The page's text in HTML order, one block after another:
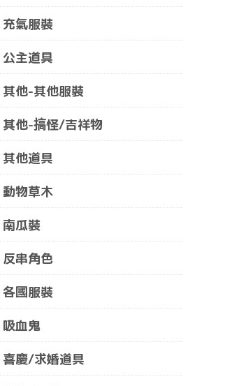
充氣服裝
公主道具
其他-其他服裝
其他-搞怪/吉祥物
其他道具
動物草木
南瓜裝
反串角色
各國服裝
吸血鬼
喜慶/求婚道具